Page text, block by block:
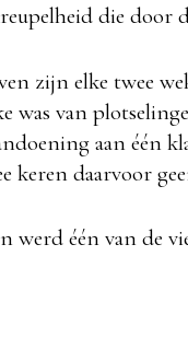
die door
zijn elke twee
was van
aan één
keren daarvoor
werd één van de